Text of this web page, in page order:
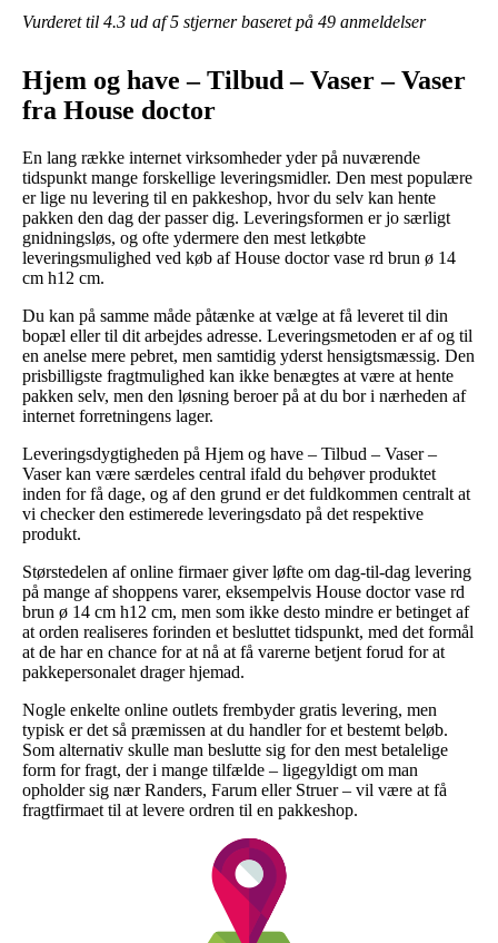
Vurderet til 4.3 ud af 5 stjerner baseret på 49 anmeldelser
Hjem og have – Tilbud – Vaser – Vaser
fra House doctor
En lang række internet virksomheder yder på nuværende
tidspunkt mange forskellige leveringsmidler. Den mest populære
er lige nu levering til en pakkeshop, hvor du selv kan hente
pakken den dag der passer dig. Leveringsformen er jo særligt
gnidningsløs, og ofte ydermere den mest letkøbte
leveringsmulighed ved køb af House doctor vase rd brun ø 14
cm h12 cm.
Du kan på samme måde påtænke at vælge at få leveret til din
bopæl eller til dit arbejdes adresse. Leveringsmetoden er af og til
en anelse mere pebret, men samtidig yderst hensigtsmæssig. Den
prisbilligste fragtmulighed kan ikke benægtes at være at hente
pakken selv, men den løsning beroer på at du bor i nærheden af
internet forretningens lager.
Leveringsdygtigheden på Hjem og have – Tilbud – Vaser –
Vaser kan være særdeles central ifald du behøver produktet
inden for få dage, og af den grund er det fuldkommen centralt at
vi checker den estimerede leveringsdato på det respektive
produkt.
Størstedelen af online firmaer giver løfte om dag-til-dag levering
på mange af shoppens varer, eksempelvis House doctor vase rd
brun ø 14 cm h12 cm, men som ikke desto mindre er betinget af
at orden realiseres forinden et besluttet tidspunkt, med det formål
at de har en chance for at nå at få varerne betjent forud for at
pakkepersonalet drager hjemad.
Nogle enkelte online outlets frembyder gratis levering, men
typisk er det så præmissen at du handler for et bestemt beløb.
Som alternativ skulle man beslutte sig for den mest betalelige
form for fragt, der i mange tilfælde – ligegyldigt om man
opholder sig nær Randers, Farum eller Struer – vil være at få
fragtfirmaet til at levere ordren til en pakkeshop.